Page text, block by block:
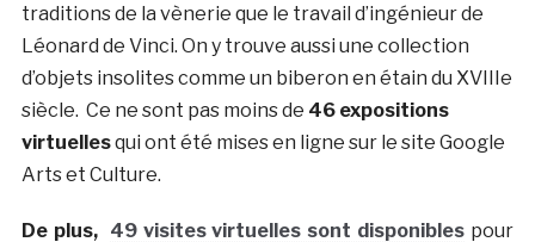
traditions de la vènerie que le travail d’ingénieur de
Léonard de Vinci. On y trouve aussi une collection
d’objets insolites comme un biberon en étain du XVIIIe
siècle. Ce ne sont pas moins de 46 expositions
virtuellesqui ont été mises en ligne sur le site Google
Arts et Culture.
De plus, 49 visites virtuelles sont disponibles pour